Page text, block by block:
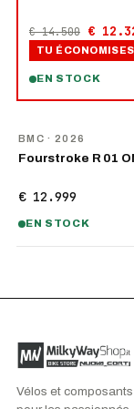
€ 14.500 €
TU ÉCONOMISES
EN STOCK
BMC · 2026
Fourstroke R 01
€ 12.999
EN STOCK
Vélos et